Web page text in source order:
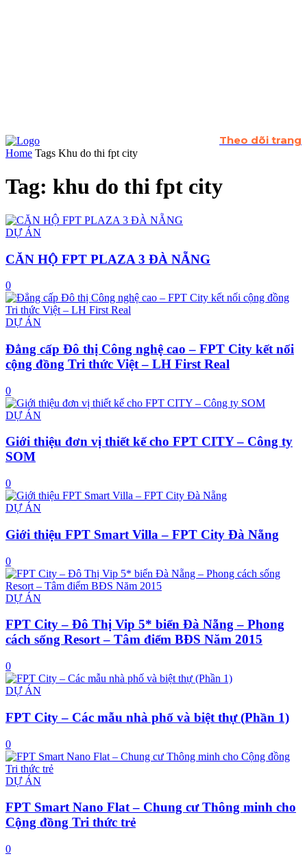
Theo dõi trang
Home Tags Khu do thi fpt city
Tag: khu do thi fpt city
DỰ ÁN
CĂN HỘ FPT PLAZA 3 ĐÀ NẴNG
0
DỰ ÁN
Đẳng cấp Đô thị Công nghệ cao – FPT City kết nối
cộng đồng Tri thức Việt – LH First Real
0
DỰ ÁN
Giới thiệu đơn vị thiết kế cho FPT CITY – Công ty
SOM
0
DỰ ÁN
Giới thiệu FPT Smart Villa – FPT City Đà Nẵng
0
DỰ ÁN
FPT City – Đô Thị Vip 5* biển Đà Nẵng – Phong
cách sống Resort – Tâm điểm BĐS Năm 2015
0
DỰ ÁN
FPT City – Các mẫu nhà phố và biệt thự (Phần 1)
0
DỰ ÁN
FPT Smart Nano Flat – Chung cư Thông minh cho
Cộng đồng Tri thức trẻ
0